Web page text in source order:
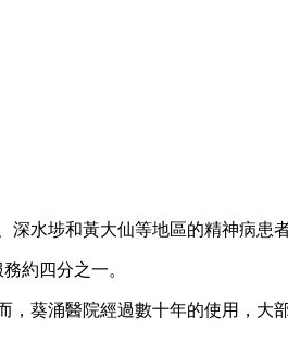
水埗和黃大仙等地區的精神病患
約四分之一。
葵涌醫院經過數十年的使用，大